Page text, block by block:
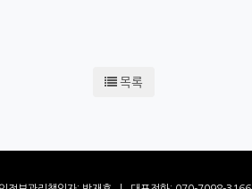
목록